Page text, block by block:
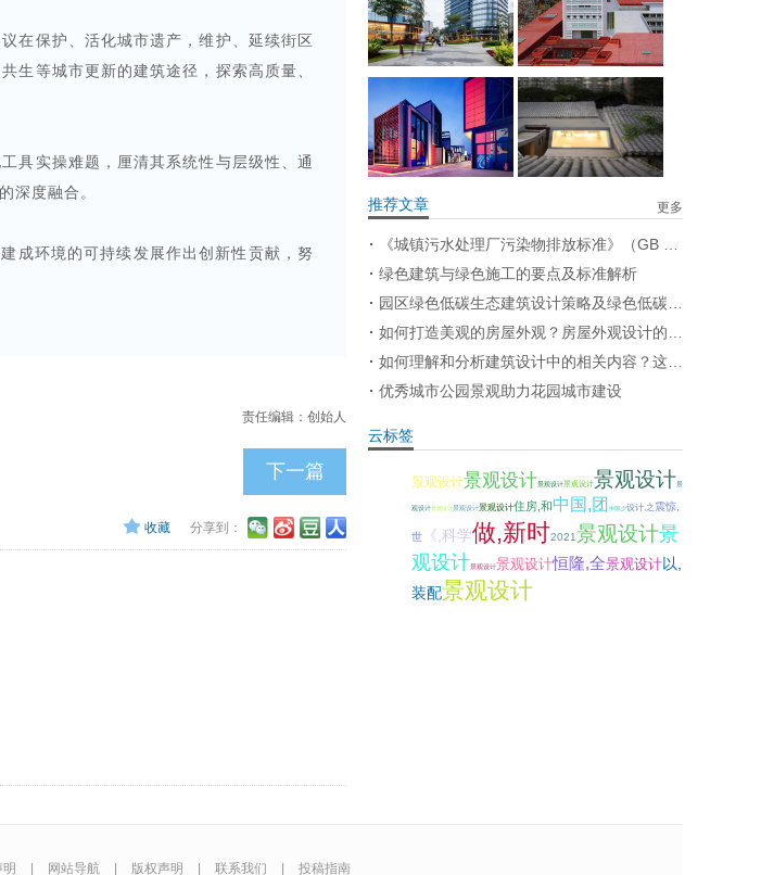
在保护、活化城市遗产，维护、延续街区
生等城市更新的建筑途径，探索高质量、
具实操难题，厘清其系统性与层级性、通
深度融合。
成环境的可持续发展作出创新性贡献，努
责任编辑：创始人
下一篇
分享到：
收藏
推荐文章 更多
绿色建筑与绿色施工的要点及标准解析
优秀城市公园景观助力花园城市建设
云标签
景观设计景观设计景观设计景观设计景观设计景
观设计景观设计景观设计景观设计住房,和中国,团 中国,少设计,之 震惊,
世 《,科学做,新时2021景观设计景
观设计景观设计景观设计恒隆,全景观设计以,
装配景观设计
网站导航 版权声明 联系我们 投稿指南